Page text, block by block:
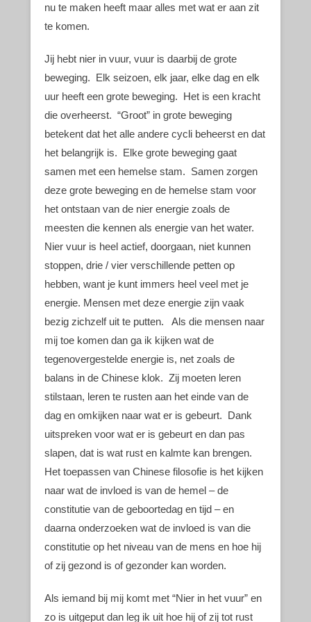
nu te maken heeft maar alles met wat er aan zit
te komen.
Jij hebt nier in vuur, vuur is daarbij de grote
beweging. Elk seizoen, elk jaar, elke dag en elk
uur heeft een grote beweging. Het is een kracht
die overheerst. “Groot” in grote beweging
betekent dat het alle andere cycli beheerst en dat
het belangrijk is. Elke grote beweging gaat
samen met een hemelse stam. Samen zorgen
deze grote beweging en de hemelse stam voor
het ontstaan van de nier energie zoals de
meesten die kennen als energie van het water.
Nier vuur is heel actief, doorgaan, niet kunnen
stoppen, drie / vier verschillende petten op
hebben, want je kunt immers heel veel met je
energie. Mensen met deze energie zijn vaak
bezig zichzelf uit te putten. Als die mensen naar
mij toe komen dan ga ik kijken wat de
tegenovergestelde energie is, net zoals de
balans in de Chinese klok. Zij moeten leren
stilstaan, leren te rusten aan het einde van de
dag en omkijken naar wat er is gebeurt. Dank
uitspreken voor wat er is gebeurt en dan pas
slapen, dat is wat rust en kalmte kan brengen.
Het toepassen van Chinese filosofie is het kijken
naar wat de invloed is van de hemel – de
constitutie van de geboortedag en tijd – en
daarna onderzoeken wat de invloed is van die
constitutie op het niveau van de mens en hoe hij
of zij gezond is of gezonder kan worden.
Als iemand bij mij komt met “Nier in het vuur” en
zo is uitgeput dan leg ik uit hoe hij of zij tot rust